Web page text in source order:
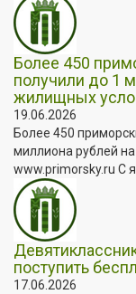
Более 450
получили до 1
жилищных
19.06.2026
Более 450
миллиона рублей
www.primorsky.ru С
поступить
17.06.2026